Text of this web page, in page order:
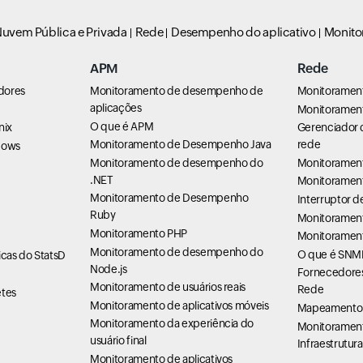
Pública e Privada Rede Desempenho do aplicativo
do StatsD
APM
Monitoramento de desempenho de
aplicações
O que é APM
Monitoramento de Desempenho Java
Monitoramento de desempenho do
.NET
Monitoramento de Desempenho
Ruby
Monitoramento PHP
Monitoramento de desempenho do
Node.js
Monitoramento de usuários reais
Monitoramento de aplicativos móveis
Monitoramento da experiência do
usuário final
Monitoramento de aplicativos
Rede
Gerenciador
rede
Interruptor
O que é
Rede
Infraestrutura